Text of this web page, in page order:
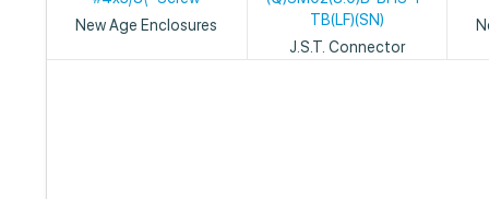
New Age Enclosures
TB(LF)(SN)
J.S.T. Connector